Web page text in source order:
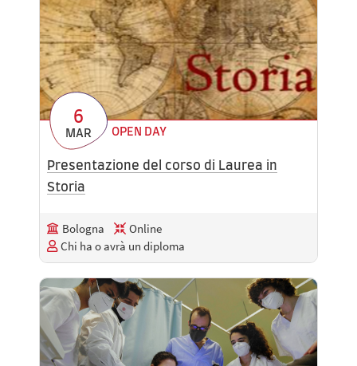
6
MAR OPEN DAY
Presentazione del corso di Laurea in
Storia
Bologna
Online
Chi ha o avrà un diploma